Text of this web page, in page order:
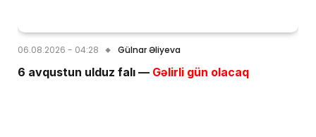
06.08.2026 - 04:28 Gülnar Əliyeva
6 avqustun ulduz falı — Gəlirli gün olacaq